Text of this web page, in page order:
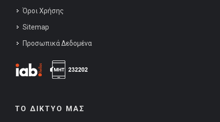
Όροι Χρήσης
Sitemap
Προσωπικά Δεδομένα
ΤΟ ΔΙΚΤΥΟ ΜΑΣ